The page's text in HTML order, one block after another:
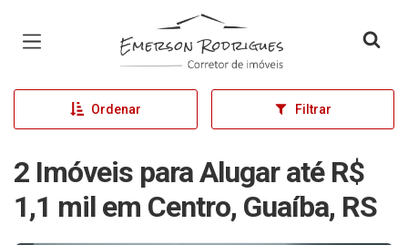
Página inicial
Ordenar Filtrar
2 Imóveis para Alugar até R$
1,1 mil em Centro, Guaíba, RS